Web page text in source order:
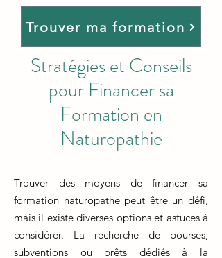
Trouver ma formation
Stratégies et Conseils
pour Financer sa
Formation en
Naturopathie
Trouver des moyens de financer sa
formation naturopathe peut être un défi,
mais il existe diverses options et astuces à
considérer. La recherche de bourses,
subventions ou prêts dédiés à la